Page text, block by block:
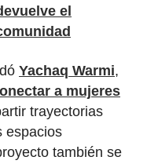
el
Yachaq Warmi,
a mujeres
trayectorias
espacios
también se